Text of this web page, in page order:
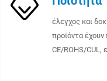
έλεγχος και
προϊόντα έχουν
CE/ROHS/CUL,